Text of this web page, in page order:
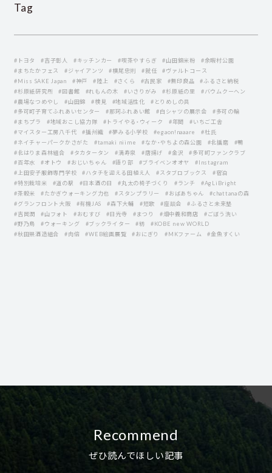
Tag
#トヨタ #吉子彰人 #キッチンカー #喫茶やすらぎ #山田錦米粉
#余暇村公園
#まちたかフェス
#ジャイアンツ #横尾忠則 #就任
#ヴァルトコース
#Miss SAKE Japan
#神戸 #陸上 #さくら #古民家 #無印良品
#ふるさと納税
#杉原紙研究所
#図書館 #れもんの木 #いさりがみ #杉原紙の里
#バウムクーヘン
#農場なつめやし
#山田錦 #検見 #地域活性化
#とりめしの具
#多可町子育てふれあいセンター
#那珂ふれあい館 #白シャツの展示会
#多可の輪
#まちプラ
#地域おこし協力隊 #トライやる・ウィーク #年間
#いちご工舎
#マイスター工房八千代
#播州織 #夢みる小学校 #egaon!naaare
#杜氏
#ネイチャーパークかさがた
#tamaki niime #なか・やちよの森公園 #北播磨
#鴨
#北はりま森林組合
#タカタータン #満寿泉 #唐揚げ #金沢
#多可町ファンクラブ
#百年水
#オトウ #おじいちゃん #語り部 #ブライベンオオヤ
#Instagram
#上田安子服飾専門学校
#ハタチを迎える田植え人 #スタブロブックス
#宿泊
#特別栽培米
#道の駅 #日本酒の日 #丸太の椅子づくり #ランチ
#AgLiBright
#茶穀米
#たかぎウォーキング力也 #スタンプラリー #おばあちゃん
#chattanaの森
#グランフロント大阪
#有機JAS #森下大輔 #短歌 #座談会
#ふるさと未来塾
#吉岡潤
#山フォト #おむすび #日光寺 #まつり #畑中義和商店
#ごぼう洗い
#野乃鳥
#ウォーキング #ブックライター #紡
#KOBE new WORLD
#秋田県酒造組合
#肉倍 #WEB絵画展覧 #おにぎり #MKファーム #金魚すくい
Recommend
ぜひ読んでほしい記事